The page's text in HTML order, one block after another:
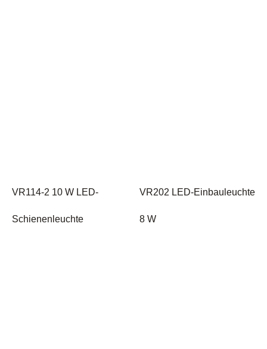
VR114-2 10 W LED-
Schienenleuchte
VR202 LED-Einbauleuchte
8 W